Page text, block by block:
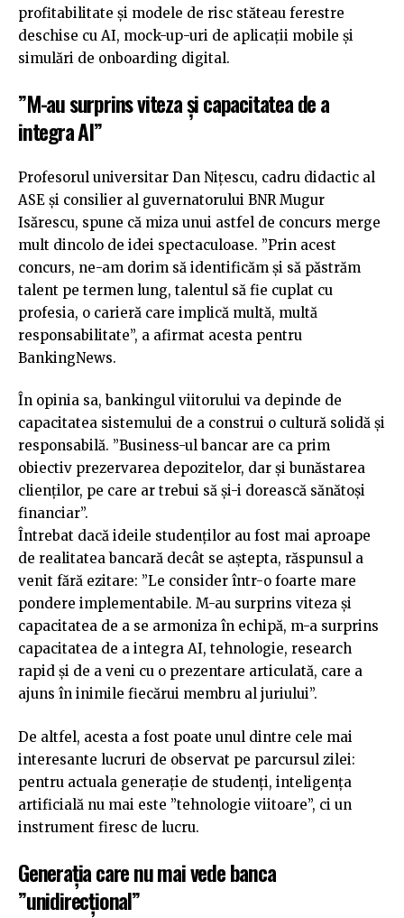
profitabilitate și modele de risc stăteau ferestre
deschise cu AI, mock-up-uri de aplicații mobile și
simulări de onboarding digital.
”M-au surprins viteza și capacitatea de a
integra AI”
Profesorul universitar Dan Nițescu, cadru didactic al
ASE și consilier al guvernatorului BNR Mugur
Isărescu, spune că miza unui astfel de concurs merge
mult dincolo de idei spectaculoase. ”Prin acest
concurs, ne-am dorim să identificăm și să păstrăm
talent pe termen lung, talentul să fie cuplat cu
profesia, o carieră care implică multă, multă
responsabilitate”, a afirmat acesta pentru
BankingNews.
În opinia sa, bankingul viitorului va depinde de
capacitatea sistemului de a construi o cultură solidă și
responsabilă. ”Business-ul bancar are ca prim
obiectiv prezervarea depozitelor, dar și bunăstarea
clienților, pe care ar trebui să și-i dorească sănătoși
financiar”.
Întrebat dacă ideile studenților au fost mai aproape
de realitatea bancară decât se aștepta, răspunsul a
venit fără ezitare: ”Le consider într-o foarte mare
pondere implementabile. M-au surprins viteza și
capacitatea de a se armoniza în echipă, m-a surprins
capacitatea de a integra AI, tehnologie, research
rapid și de a veni cu o prezentare articulată, care a
ajuns în inimile fiecărui membru al juriului”.
De altfel, acesta a fost poate unul dintre cele mai
interesante lucruri de observat pe parcursul zilei:
pentru actuala generație de studenți, inteligența
artificială nu mai este ”tehnologie viitoare”, ci un
instrument firesc de lucru.
Generația care nu mai vede banca
”unidirecțional”